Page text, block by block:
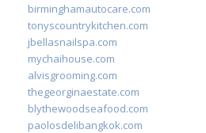
birminghamautocare.com
tonyscountrykitchen.com
jbellasnailspa.com
mychaihouse.com
alvisgrooming.com
thegeorginaestate.com
blythewoodseafood.com
paolosdelibangkok.com